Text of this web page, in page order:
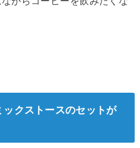
クストースのセットが